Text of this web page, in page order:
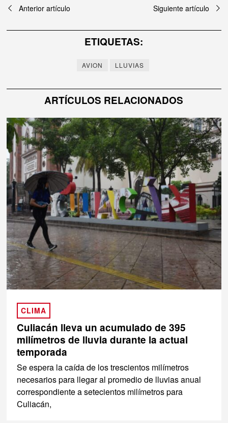
Navegación
de
Anterior artículo Siguiente artículo
ETIQUETAS:
AVION LLUVIAS
ARTÍCULOS RELACIONADOS
CLIMA
Culiacán lleva un acumulado de 395
milímetros de lluvia durante la actual
temporada
Se espera la caída de los trescientos milímetros
necesarios para llegar al promedio de lluvias anual
correspondiente a setecientos milímetros para
Culiacán,